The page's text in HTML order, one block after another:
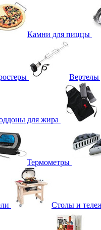
Камни для пиццы
Вертелы
для жира
Термометры
Столы и